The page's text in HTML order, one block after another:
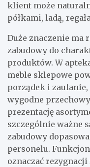
klient może
półkami, ladą,
Duże znaczenie ma
zabudowy do
produktów. W
meble sklepowe
porządek i
wygodne
prezentację
szczególnie ważne
zabudowy
personelu.
oznaczać